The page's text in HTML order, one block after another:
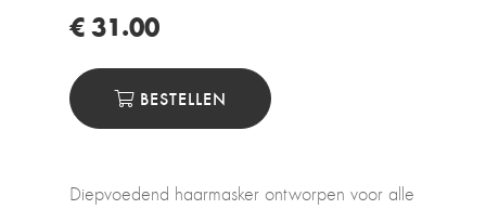
€ 31.00
BESTELLEN
Diepvoedend haarmasker ontworpen voor alle